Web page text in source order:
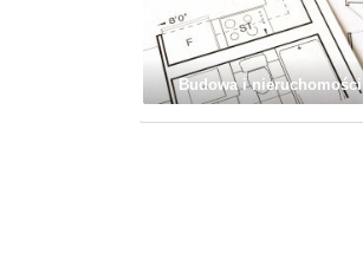
Budowa i nieruchomości